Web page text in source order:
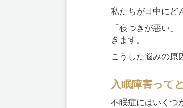
私たちが日中にど
「寝つきが悪い
きます。
こうした悩みの原
入眠障害って
不眠症にはいくつ